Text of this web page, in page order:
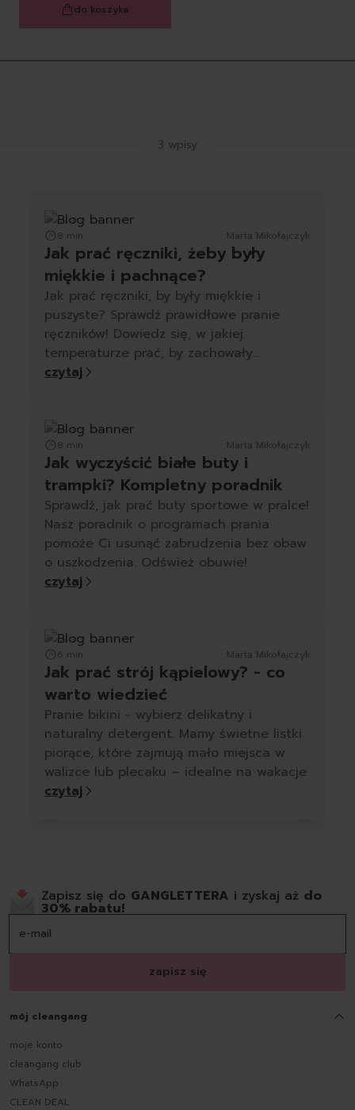
do koszyka
3 wpisy
8 min Marta Mikołajczyk
Jak prać ręczniki, żeby były
miękkie i pachnące?
Jak prać ręczniki, by były miękkie i
puszyste? Sprawdź prawidłowe pranie
ręczników! Dowiedz się, w jakiej
temperaturze prać, by zachowały
miękkość.
czytaj
8 min Marta Mikołajczyk
Jak wyczyścić białe buty i
trampki? Kompletny poradnik
Sprawdź, jak prać buty sportowe w pralce!
Nasz poradnik o programach prania
pomoże Ci usunąć zabrudzenia bez obaw
o uszkodzenia. Odśwież obuwie!
czytaj
6 min Marta Mikołajczyk
Jak prać strój kąpielowy? - co
warto wiedzieć
Pranie bikini - wybierz delikatny i
naturalny detergent. Mamy świetne listki
piorące, które zajmują mało miejsca w
walizce lub plecaku – idealne na wakacje
czytaj
Zapisz się do GANGLETTERA i zyskaj aż do
30% rabatu!
zapisz się
mój cleangang
moje konto
cleangang club
WhatsApp
CLEAN DEAL